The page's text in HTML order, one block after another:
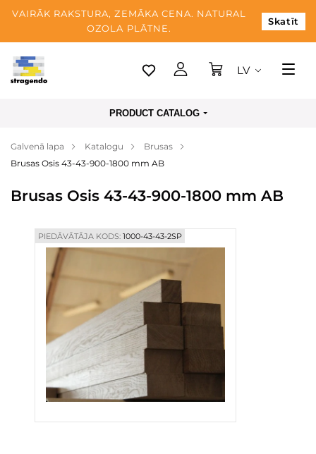
VAIRĀK RAKSTURA, ZEMĀKA CENA. NATURAL
OZOLA PLĀTNE.
Skatīt
Tallina
Apmaksa
Blogs
Kontaktinformācija
LV
PRODUCT CATALOG
Galvenā lapa Katalogu
Brusas
Brusas Osis 43-43-900-1800 mm AB
Brusas Osis 43-43-900-1800 mm AB
PIEDĀVĀTĀJA KODS:1000-43-43-2SP